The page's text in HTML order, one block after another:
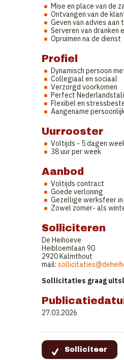
Mise en place van de
Ontvangen van de
Geven van advies aan
Serveren van dranken
Opruimen na de dienst
Profiel
Dynamisch persoon
Collegiaal en sociaal
Verzorgd voorkomen
Perfect
Flexibel en
Aangename
Uurrooster
Voltijds - 5 dagen
38 uur per week
Aanbod
Voltijds contract
Goede verloning
Gezellige werksfeer
Zowel zomer- als
Solliciteren
De Heihoeve
Heibloemlaan 90
2920 Kalmthout
mail:
Sollicitaties graag
27.03.2026